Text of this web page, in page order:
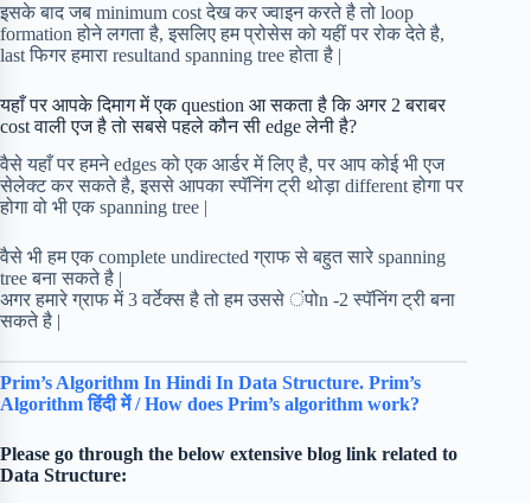
इसके बाद जब minimum cost देख कर ज्वाइन करते है तो loop
formation होने लगता है, इसलिए हम प्रोसेस को यहीं पर रोक देते है,
last फिगर हमारा resultand spanning tree होता है |
यहाँ पर आपके दिमाग में एक question आ सकता है कि अगर 2 बराबर
cost वाली एज है तो सबसे पहले कौन सी edge लेनी है?
वैसे यहाँ पर हमने edges को एक आर्डर में लिए है, पर आप कोई भी एज
सेलेक्ट कर सकते है, इससे आपका स्पॅनिंग ट्री थोड़ा different होगा पर
होगा वो भी एक spanning tree |
वैसे भी हम एक complete undirected ग्राफ से बहुत सारे spanning
tree बना सकते है |
अगर हमारे ग्राफ में 3 वर्टेक्स है तो हम उससे ंपोn -2 स्पॅनिंग ट्री बना
सकते है |
Prim’s Algorithm In Hindi In Data Structure. Prim’s
Algorithm हिंदी में / How does Prim’s algorithm work?
Please go through the below extensive blog link related to
Data Structure: